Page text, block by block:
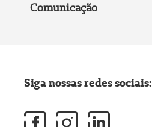
Comunicação
Siga nossas redes sociais: